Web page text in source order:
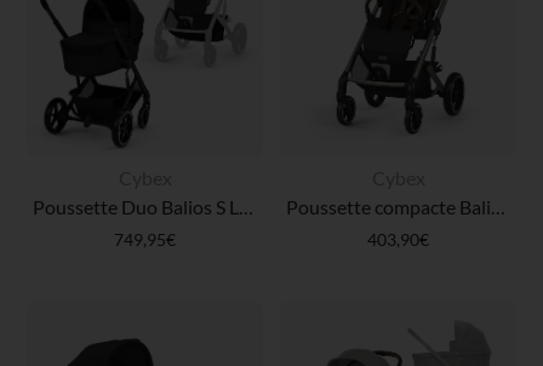
Poussette Duo Balios S Lux 2026 + Nacelle Pliable Moon Black
749,95€
Poussette compacte Balios S Lux taupe/chocolate brown
403,90€